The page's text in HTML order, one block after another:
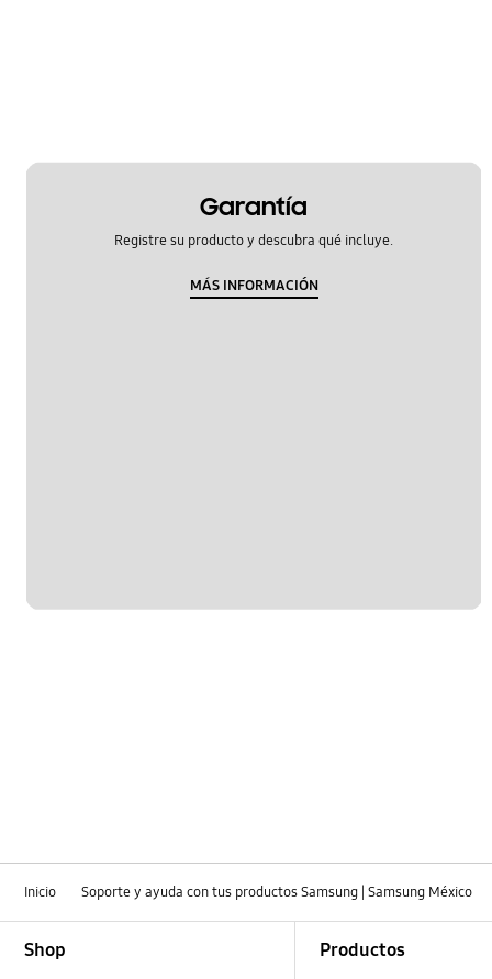
Garantía
Registre su producto y descubra qué incluye.
MÁS INFORMACIÓN
Inicio Soporte y ayuda con tus productos Samsung | Samsung México
Shop Productos